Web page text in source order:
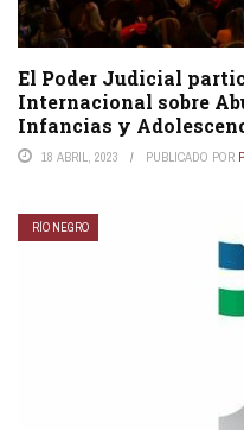
El Poder Judicial
Internacional sobre
Infancias y
18 ABRIL, 2023 PUBLICADO POR
RÍO NEGRO